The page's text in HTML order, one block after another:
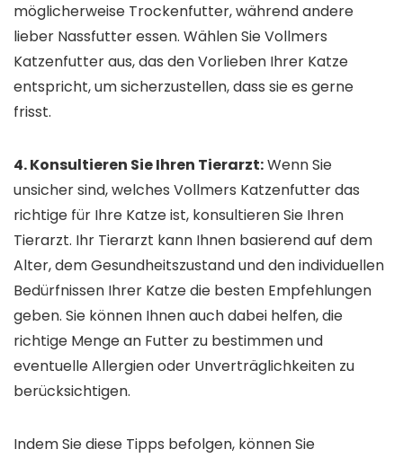
möglicherweise Trockenfutter, während andere
lieber Nassfutter essen. Wählen Sie Vollmers
Katzenfutter aus, das den Vorlieben Ihrer Katze
entspricht, um sicherzustellen, dass sie es gerne
frisst.
4. Konsultieren Sie Ihren Tierarzt:Wenn Sie
unsicher sind, welches Vollmers Katzenfutter das
richtige für Ihre Katze ist, konsultieren Sie Ihren
Tierarzt. Ihr Tierarzt kann Ihnen basierend auf dem
Alter, dem Gesundheitszustand und den individuellen
Bedürfnissen Ihrer Katze die besten Empfehlungen
geben. Sie können Ihnen auch dabei helfen, die
richtige Menge an Futter zu bestimmen und
eventuelle Allergien oder Unverträglichkeiten zu
berücksichtigen.
Indem Sie diese Tipps befolgen, können Sie